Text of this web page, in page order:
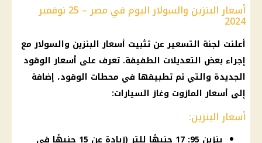
أسعار البنزين والسولار اليوم في مصر – 25 نوفمبر
2024
أعلنت لجنة التسعيرعن تثبيت أسعار البنزين والسولارمع
إجراء بعض التعديلات الطفيفة. تعرف على أسعار الوقود
الجديدة والتي تم تطبيقها في محطات الوقود، إضافة
إلى أسعار المازوت وغازالسيارات:
أسعار البنزين:
بنزين 95: 17 جنيهًا للتر (زيادة عن 15 جنيهًا في